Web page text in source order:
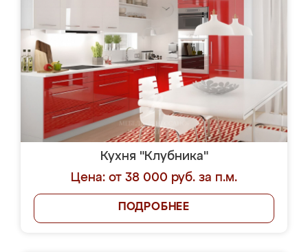
Кухня "Клубника"
Цена: от 38 000 руб. за п.м.
ПОДРОБНЕЕ